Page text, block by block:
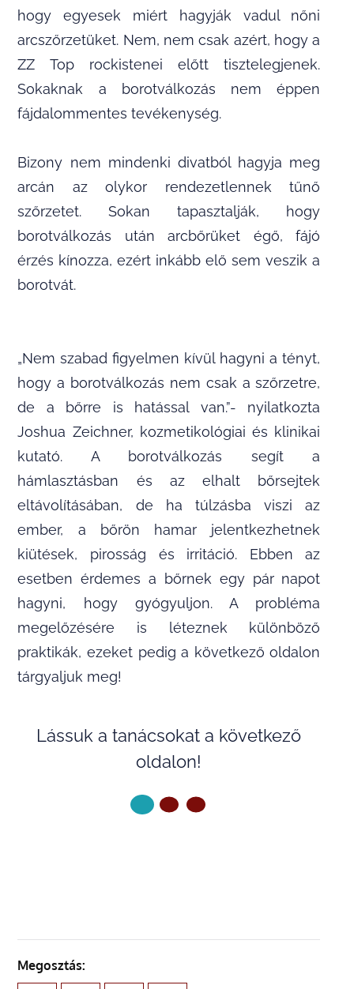
hogy egyesek miért hagyják vadul nőni
arcszőrzetüket. Nem, nem csak azért, hogy a
ZZ Top rockistenei előtt tisztelegjenek.
Sokaknak a borotválkozás nem éppen
fájdalommentes tevékenység.
Bizony nem mindenki divatból hagyja meg
arcán az olykor rendezetlennek tűnő
szőrzetet. Sokan tapasztalják, hogy
borotválkozás után arcbőrüket égő, fájó
érzés kínozza, ezért inkább elő sem veszik a
borotvát.
„Nem szabad figyelmen kívül hagyni a tényt,
hogy a borotválkozás nem csak a szőrzetre,
de a bőrre is hatással van.”- nyilatkozta
Joshua Zeichner, kozmetikológiai és klinikai
kutató. A borotválkozás segít a
hámlasztásban és az elhalt bőrsejtek
eltávolításában, de ha túlzásba viszi az
ember, a bőrön hamar jelentkezhetnek
kiütések, pirosság és irritáció. Ebben az
esetben érdemes a bőrnek egy pár napot
hagyni, hogy gyógyuljon. A probléma
megelőzésére is léteznek különböző
praktikák, ezeket pedig a következő oldalon
tárgyaljuk meg!
Lássuk a tanácsokat a következő
oldalon!
Megosztás: